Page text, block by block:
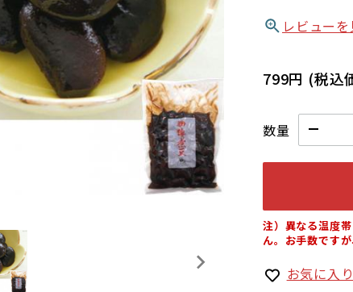
レビューを
799円 (税込
数量
注）異なる温度
ん。お手数です
お気に入